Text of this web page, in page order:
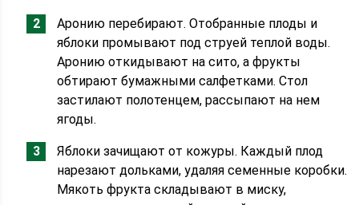
Аронию перебирают. Отобранные плоды и
яблоки промывают под струей теплой воды.
Аронию откидывают на сито, а фрукты
обтирают бумажными салфетками. Стол
застилают полотенцем, рассыпают на нем
ягоды.
Яблоки зачищают от кожуры. Каждый плод
нарезают дольками, удаляя семенные коробки.
Мякоть фрукта складывают в миску,